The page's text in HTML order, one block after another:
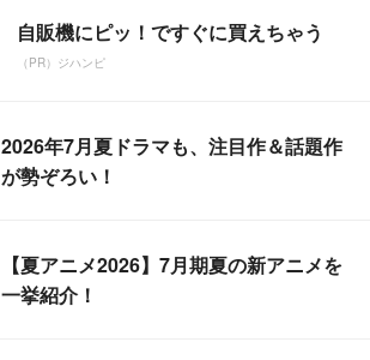
自販機にピッ！ですぐに買えちゃう
（PR）ジハンピ
2026年7月夏ドラマも、注目作＆話題作
が勢ぞろい！
【夏アニメ2026】7月期夏の新アニメを
一挙紹介！